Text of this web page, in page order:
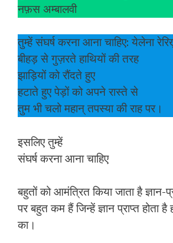
नफ़स अम्बालवी
तुम्हें संघर्ष करना आना चाहिए: येलेना
बीहड़ से गुज़रते हाथियों की तरह
झाड़ियों को रौंदते हुए
हटाते हुए पेड़ों को अपने रास्ते से
तुम भी चलो महान् तपस्या की राह पर।
इसलिए तुम्हें
संघर्ष करना आना चाहिए
बहुतों को आमंत्रित किया जाता है ज्ञान-
पर बहुत कम हैं जिन्हें ज्ञान प्राप्त होता है
का।